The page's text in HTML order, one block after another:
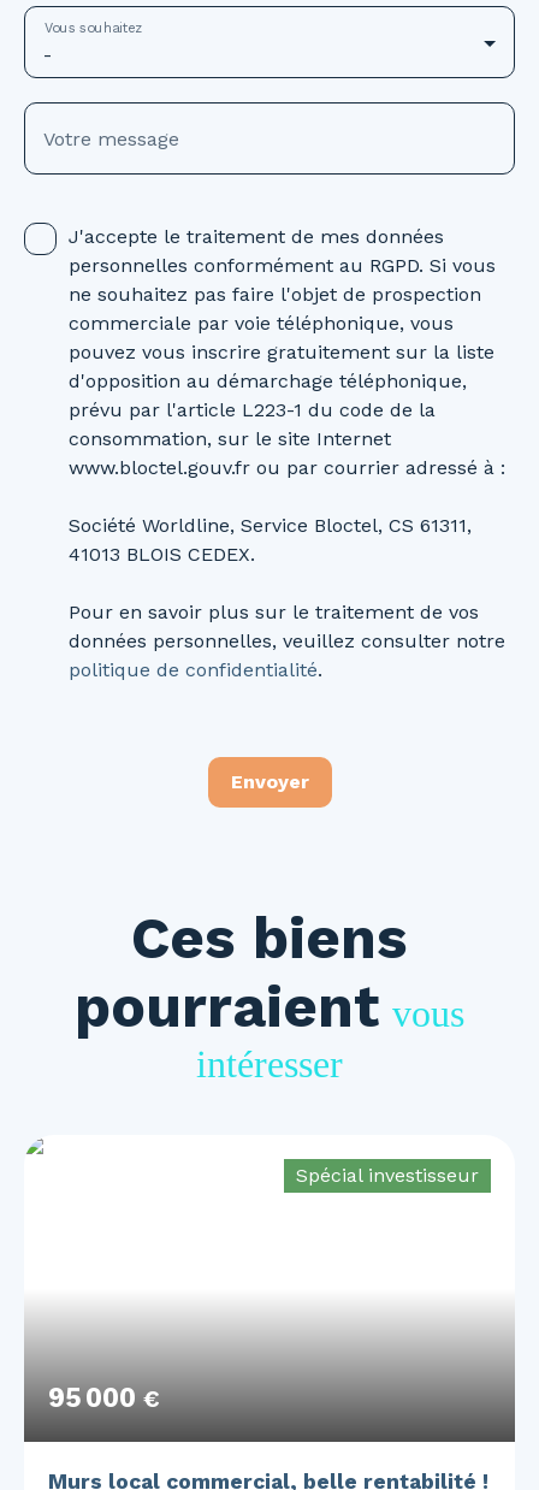
-
Vous souhaitez
Votre message
J'accepte le traitement de mes données
personnelles conformément au RGPD. Si vous
ne souhaitez pas faire l'objet de prospection
commerciale par voie téléphonique, vous
pouvez vous inscrire gratuitement sur la liste
d'opposition au démarchage téléphonique,
prévu par l'article L223-1 du code de la
consommation, sur le site Internet
www.bloctel.gouv.fr ou par courrier adressé à :
Société Worldline, Service Bloctel, CS 61311,
41013 BLOIS CEDEX.
Pour en savoir plus sur le traitement de vos
données personnelles, veuillez consulter notre
politique de confidentialité.
Envoyer
Ces biens
pourraient vous
intéresser
95 000 €
Spécial investisseur
Murs local commercial, belle rentabilité !